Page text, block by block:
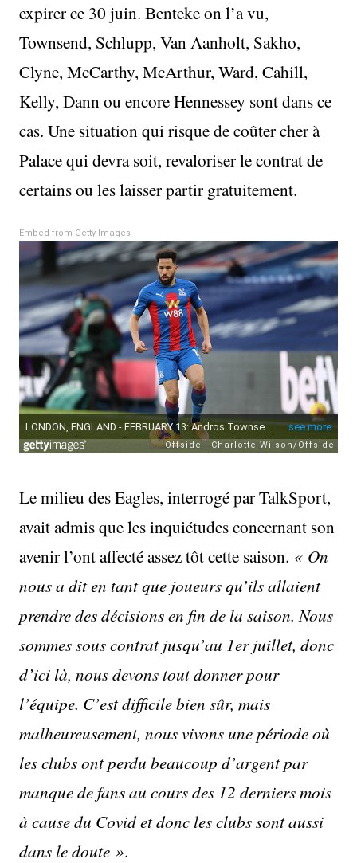
expirer ce 30 juin. Benteke on l’a vu,
Townsend, Schlupp, Van Aanholt, Sakho,
Clyne, McCarthy, McArthur, Ward, Cahill,
Kelly, Dann ou encore Hennessey sont dans ce
cas. Une situation qui risque de coûter cher à
Palace qui devra soit, revaloriser le contrat de
certains ou les laisser partir gratuitement.
Embed from Getty Images
Le milieu des Eagles, interrogé par TalkSport,
avait admis que les inquiétudes concernant son
avenir l’ont affecté assez tôt cette saison. « On
nous a dit en tant que joueurs qu’ils allaient
prendre des décisions en fin de la saison. Nous
sommes sous contrat jusqu’au 1er juillet, donc
d’ici là, nous devons tout donner pour
l’équipe. C’est difficile bien sûr, mais
malheureusement, nous vivons une période où
les clubs ont perdu beaucoup d’argent par
manque de fans au cours des 12 derniers mois
à cause du Covid et donc les clubs sont aussi
dans le doute ».